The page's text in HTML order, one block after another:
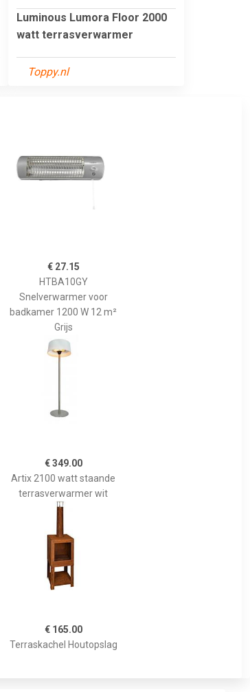
Luminous Lumora Floor 2000
watt terrasverwarmer
Toppy.nl
€ 27.15
HTBA10GY
Snelverwarmer voor
badkamer 1200 W 12 m²
Grijs
€ 349.00
Artix 2100 watt staande
terrasverwarmer wit
€ 165.00
Terraskachel Houtopslag